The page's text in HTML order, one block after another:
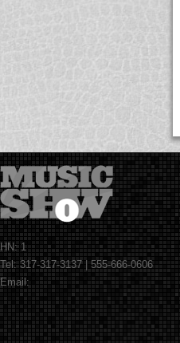
HN: 1
Tel: 317-317-3137 | 555-666-0606
Email: